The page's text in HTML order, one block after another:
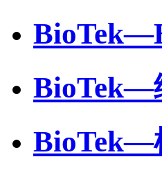
BioTek—
BioTek—